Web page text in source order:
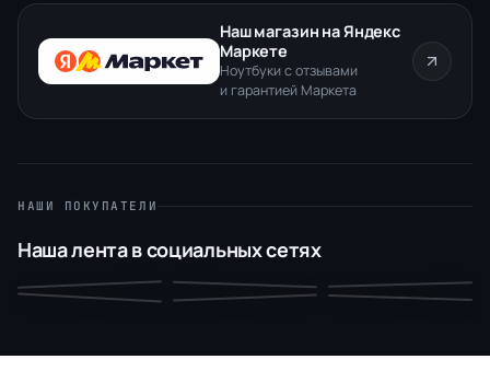
Наш магазин на Яндекс
Маркете
Ноутбуки с отзывами
и гарантией Маркета
НАШИ ПОКУПАТЕЛИ
Наша лента в социальных сетях